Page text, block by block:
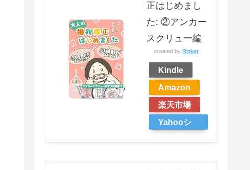
正はじめまし
た: ②アンカー
スクリュー編
created by Rinker
Kindle
Amazon
楽天市場
Yahooシ